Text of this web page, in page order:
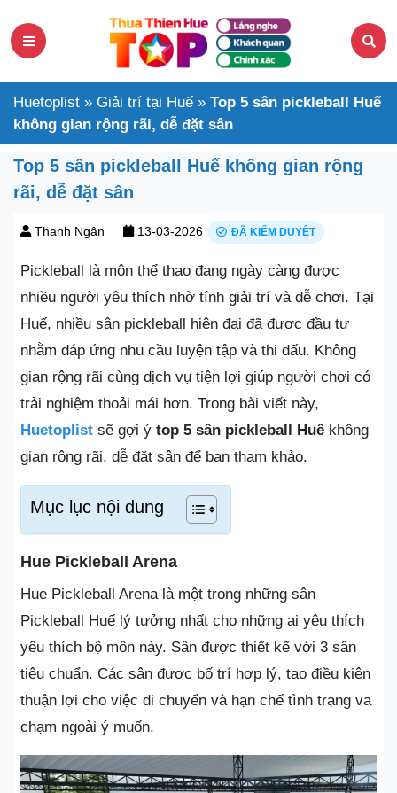
Huetoplist » Giải trí tại Huế » Top 5 sân pickleball Huế
không gian rộng rãi, dễ đặt sân
Top 5 sân pickleball Huế không gian rộng
rãi, dễ đặt sân
Thanh Ngân 13-03-2026 ĐÃ KIỂM DUYỆT
Pickleball là môn thể thao đang ngày càng được
nhiều người yêu thích nhờ tính giải trí và dễ chơi. Tại
Huế, nhiều sân pickleball hiện đại đã được đầu tư
nhằm đáp ứng nhu cầu luyện tập và thi đấu. Không
gian rộng rãi cùng dịch vụ tiện lợi giúp người chơi có
trải nghiệm thoải mái hơn. Trong bài viết này,
Huetoplist sẽ gợi ý top 5 sân pickleball Huếkhông
gian rộng rãi, dễ đặt sân để bạn tham khảo.
Mục lục nội dung
Hue Pickleball Arena
Hue Pickleball Arena là một trong những sân
Pickleball Huế lý tưởng nhất cho những ai yêu thích
yêu thích bộ môn này. Sân được thiết kế với 3 sân
tiêu chuẩn. Các sân được bố trí hợp lý, tạo điều kiện
thuận lợi cho việc di chuyển và hạn chế tình trạng va
chạm ngoài ý muốn.